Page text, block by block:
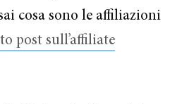
cosa sono le affiliazioni
post sull’affiliate